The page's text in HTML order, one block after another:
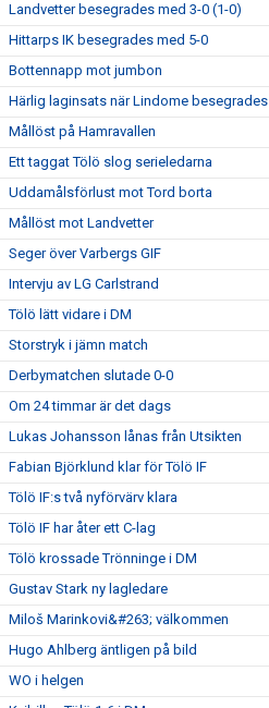
Landvetter besegrades med 3-0 (1-0)
Hittarps IK besegrades med 5-0
Bottennapp mot jumbon
Härlig laginsats när Lindome besegrades
Mållöst på Hamravallen
Ett taggat Tölö slog serieledarna
Uddamålsförlust mot Tord borta
Mållöst mot Landvetter
Seger över Varbergs GIF
Intervju av LG Carlstrand
Tölö lätt vidare i DM
Storstryk i jämn match
Derbymatchen slutade 0-0
Om 24 timmar är det dags
Lukas Johansson lånas från Utsikten
Fabian Björklund klar för Tölö IF
Tölö IF:s två nyförvärv klara
Tölö IF har åter ett C-lag
Tölö krossade Trönninge i DM
Gustav Stark ny lagledare
Miloš Marinkovi&#263; välkommen
Hugo Ahlberg äntligen på bild
WO i helgen